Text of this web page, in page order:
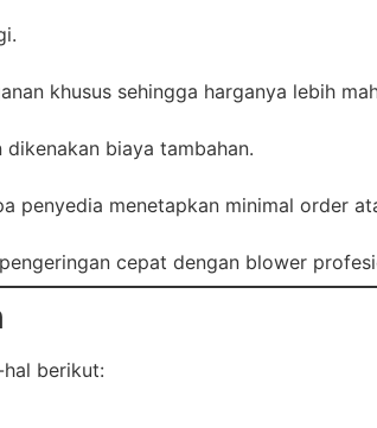
khusus sehingga harganya lebih
biaya tambahan.
penyedia menetapkan minimal order
cepat dengan blower
berikut: